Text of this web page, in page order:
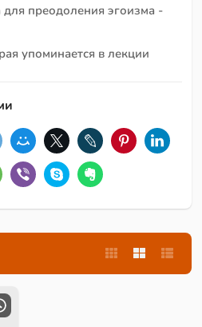
преодоления эгоизма -
упоминается в лекции